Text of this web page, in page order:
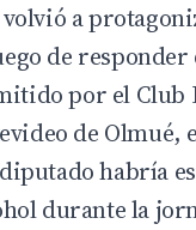
a
de
por el Club
de Olmué,
habría
durante la